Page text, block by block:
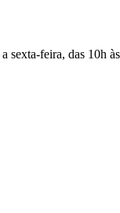
feira, das 10h